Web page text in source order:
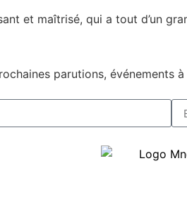
et maîtrisé, qui a tout d’un
parutions, événements